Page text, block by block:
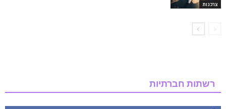
צרכנות
רשתות חברתיות